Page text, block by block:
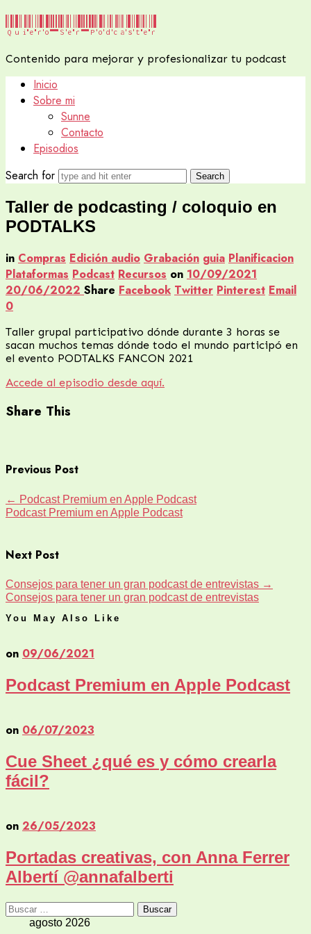
Quiero
Podcaster
Quiero Ser Podcaster
Contenido para mejorar y profesionalizar tu podcast
Inicio
Sobre mi
Sunne
Contacto
Episodios
Search for
Taller de podcasting / coloquio en
PODTALKS
in Compras Edición audio Grabación guia Planificacion
Plataformas Podcast Recursos on 10/09/2021
20/06/2022 Share Facebook Twitter Pinterest Email
0
Taller grupal participativo dónde durante 3 horas se
sacan muchos temas dónde todo el mundo participó en
el evento PODTALKS FANCON 2021
Accede al episodio desde aquí.
Share This
Previous Post
← Podcast Premium en Apple Podcast
Podcast Premium en Apple Podcast
Next Post
Consejos para tener un gran podcast de entrevistas →
Consejos para tener un gran podcast de entrevistas
You May Also Like
on 09/06/2021
Podcast Premium en Apple Podcast
on 06/07/2023
Cue Sheet ¿qué es y cómo crearla
fácil?
on 26/05/2023
Portadas creativas, con Anna Ferrer
Albertí @annafalberti
Buscar:
agosto 2026